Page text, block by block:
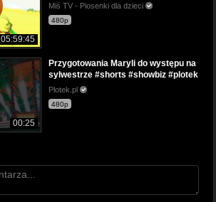
05:59:45
Miś TV - Piosenki dla dzieci
480p
00:25
Przygotowania Maryli do występu na
sylwestrze #shorts #showbiz #plotek
Plotek.pl
480p